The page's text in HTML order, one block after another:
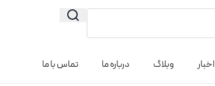
اخبار وبلاگ درباره ما تماس با ما